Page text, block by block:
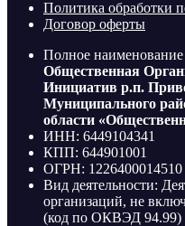
Политика обработки
Договор оферты
Полное наименование
Общественная
Инициатив р.п.
Муниципального
области
ИНН: 6449104341
КПП: 644901001
ОГРН: 1226400014510
Вид деятельности:
организаций, не
(код по ОКВЭД 94.99)